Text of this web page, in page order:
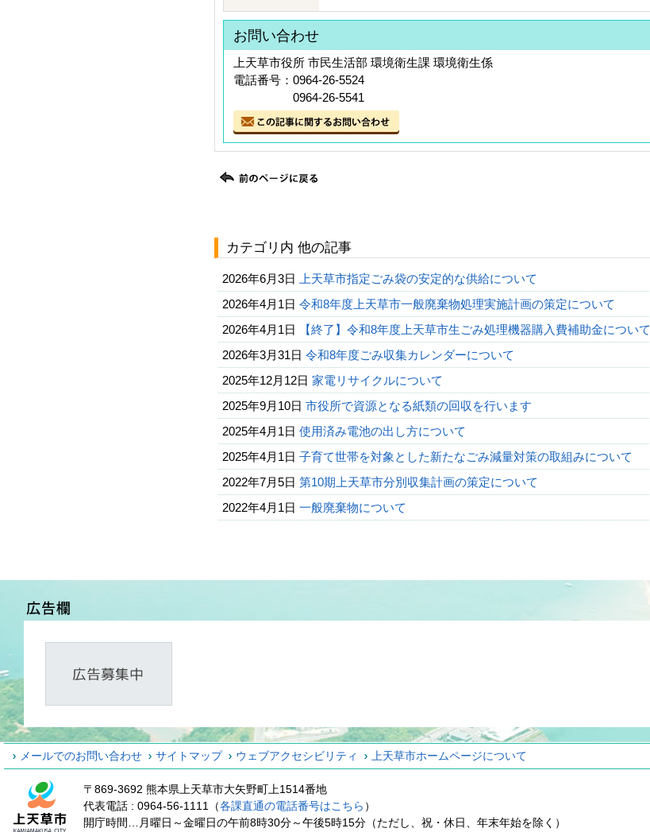
お問い合わせ
上天草市役所 市民生活部 環境衛生課 環境衛生係
電話番号：0964-26-5524
0964-26-5541
カテゴリ内 他の記事
2026年6月3日
上天草市指定ごみ袋の安定的な供給について
2026年4月1日 令和8年度上天草市一般廃棄物処理実施計画の策定について
2026年4月1日
【終了】令和8年度上天草市生ごみ処理機器購入費補助金について
2026年3月31日 令和8年度ごみ収集カレンダーについて
2025年12月12日 家電リサイクルについて
2025年9月10日 市役所で資源となる紙類の回収を行います
2025年4月1日 使用済み電池の出し方について
2025年4月1日 子育て世帯を対象とした新たなごみ減量対策の取組みについて
2022年7月5日 第10期上天草市分別収集計画の策定について
2022年4月1日 一般廃棄物について
メールでのお問い合わせ サイトマップ ウェブアクセシビリティ 上天草市ホームページについて
〒869-3692 熊本県上天草市大矢野町上1514番地
代表電話 : 0964-56-1111（各課直通の電話番号はこちら ）
開庁時間…月曜日～金曜日の午前8時30分～午後5時15分（ただし、祝・休日、年末年始を除く）